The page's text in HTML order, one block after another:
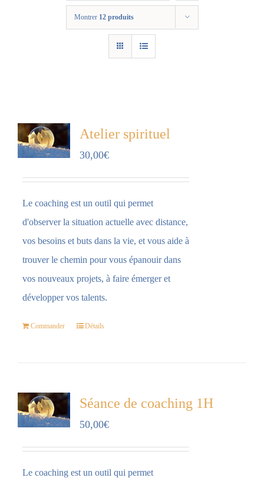
Montrer 12 produits
Atelier spirituel
30,00€
Le coaching est un outil qui permet
d'observer la situation actuelle avec distance,
vos besoins et buts dans la vie, et vous aide à
trouver le chemin pour vous épanouir dans
vos nouveaux projets, à faire émerger et
développer vos talents.
Commander Détails
Séance de coaching 1H
50,00€
Le coaching est un outil qui permet